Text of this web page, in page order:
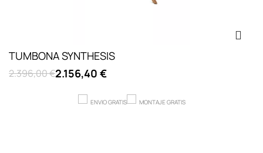
TUMBONA SYNTHESIS
2.396,00 €2.156,40 €
ENVIO GRATIS MONTAJE GRATIS